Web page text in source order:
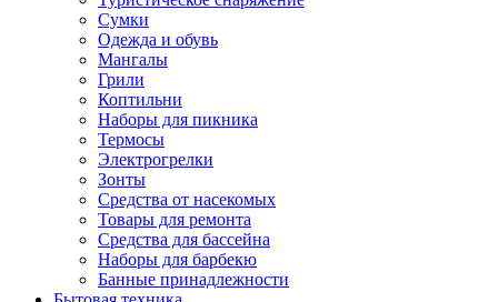
Сумки
Одежда и обувь
Мангалы
Грили
Коптильни
Наборы для пикника
Термосы
Электрогрелки
Зонты
Средства от насекомых
Товары для ремонта
Средства для бассейна
Наборы для барбекю
Банные принадлежности